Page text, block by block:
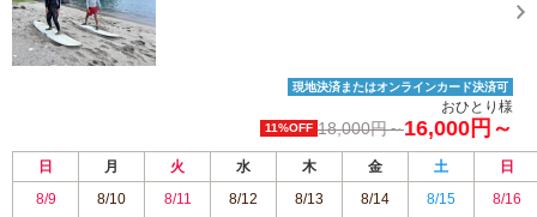
現地決済またはオンラインカード決済可
おひとり様
11%OFF 18,000円～16,000円～
日 月 火 水 木 金 土
日
8/9
8/10 8/11 8/12 8/13 8/14 8/15 8/16